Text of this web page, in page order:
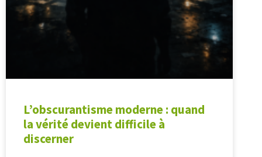
L’obscurantisme moderne : quand
la vérité devient difficile à
discerner